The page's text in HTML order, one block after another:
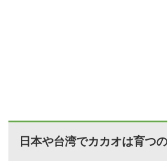
日本や台湾でカカオは育つ